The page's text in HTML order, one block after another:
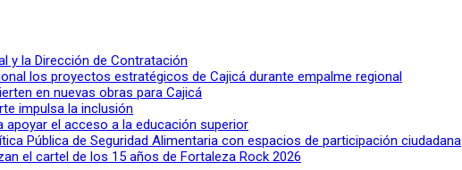
y la Dirección de Contratación
los proyectos estratégicos de Cajicá durante empalme regional
en nuevas obras para Cajicá
impulsa la inclusión
apoyar el acceso a la educación superior
Pública de Seguridad Alimentaria con espacios de participación ciudadana
el cartel de los 15 años de Fortaleza Rock 2026